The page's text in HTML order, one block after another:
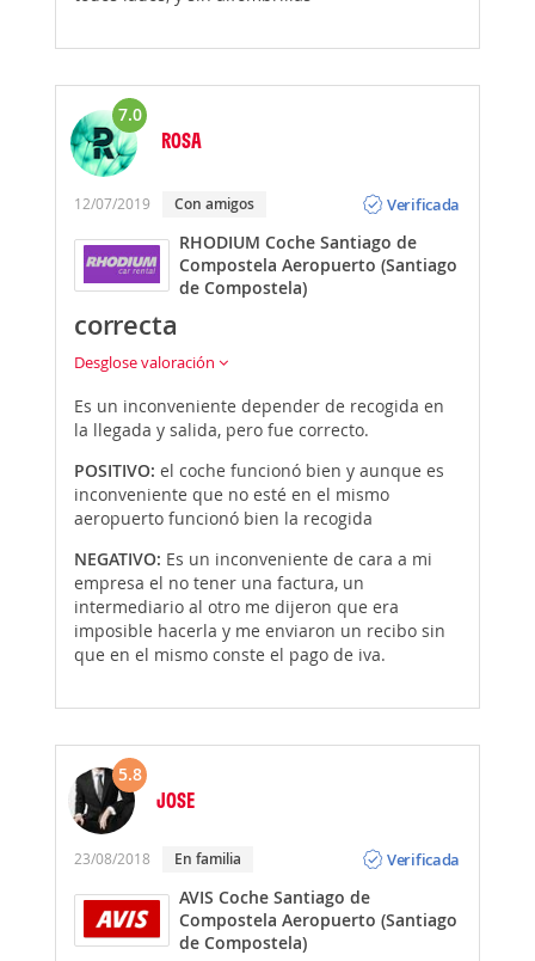
7.0
ROSA
12/07/2019 Con amigos
Verificada
RHODIUM Coche Santiago de
Compostela Aeropuerto (Santiago
de Compostela)
correcta
Desglose valoración
Es un inconveniente depender de recogida en
la llegada y salida, pero fue correcto.
POSITIVO: el coche funcionó bien y aunque es
inconveniente que no esté en el mismo
aeropuerto funcionó bien la recogida
NEGATIVO: Es un inconveniente de cara a mi
empresa el no tener una factura, un
intermediario al otro me dijeron que era
imposible hacerla y me enviaron un recibo sin
que en el mismo conste el pago de iva.
5.8
JOSE
23/08/2018 En familia
Verificada
AVIS Coche Santiago de
Compostela Aeropuerto (Santiago
de Compostela)